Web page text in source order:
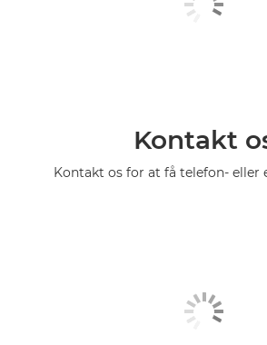
Kontakt
Kontakt os for at få telefon- eller